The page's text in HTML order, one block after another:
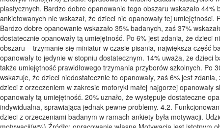
plastycznych. Bardzo dobre opanowanie tego obszaru wskazało
ankietowanych nie wskazał, że dzieci nie opanowały tej
Bardzo dobre opanowanie wskazało 35% badanych, zaś 37%
dostatecznie opanowały tą umiejętność. Po 6% jest zdania, że dzieci
obszaru – trzymanie się miniatur w czasie pisania, największa część
opanowały to jedynie w stopniu dostatecznym. 14% uważa, że dzieci
także umiejętność prawidłowego trzymania przyborów szkolnych. Po
wskazuje, że dzieci niedostatecznie to opanowały, zaś 6% jest
dzieci z orzeczeniem w zakresie motoryki małej najgorzej
opanowały tą umiejętność. 20% uznało, że występuje dostateczne
indywidualna, sprawiająca jednak pewne problemy. 4.2.
dzieci z orzeczeniami badanym w ramach ankiety była motywacji.